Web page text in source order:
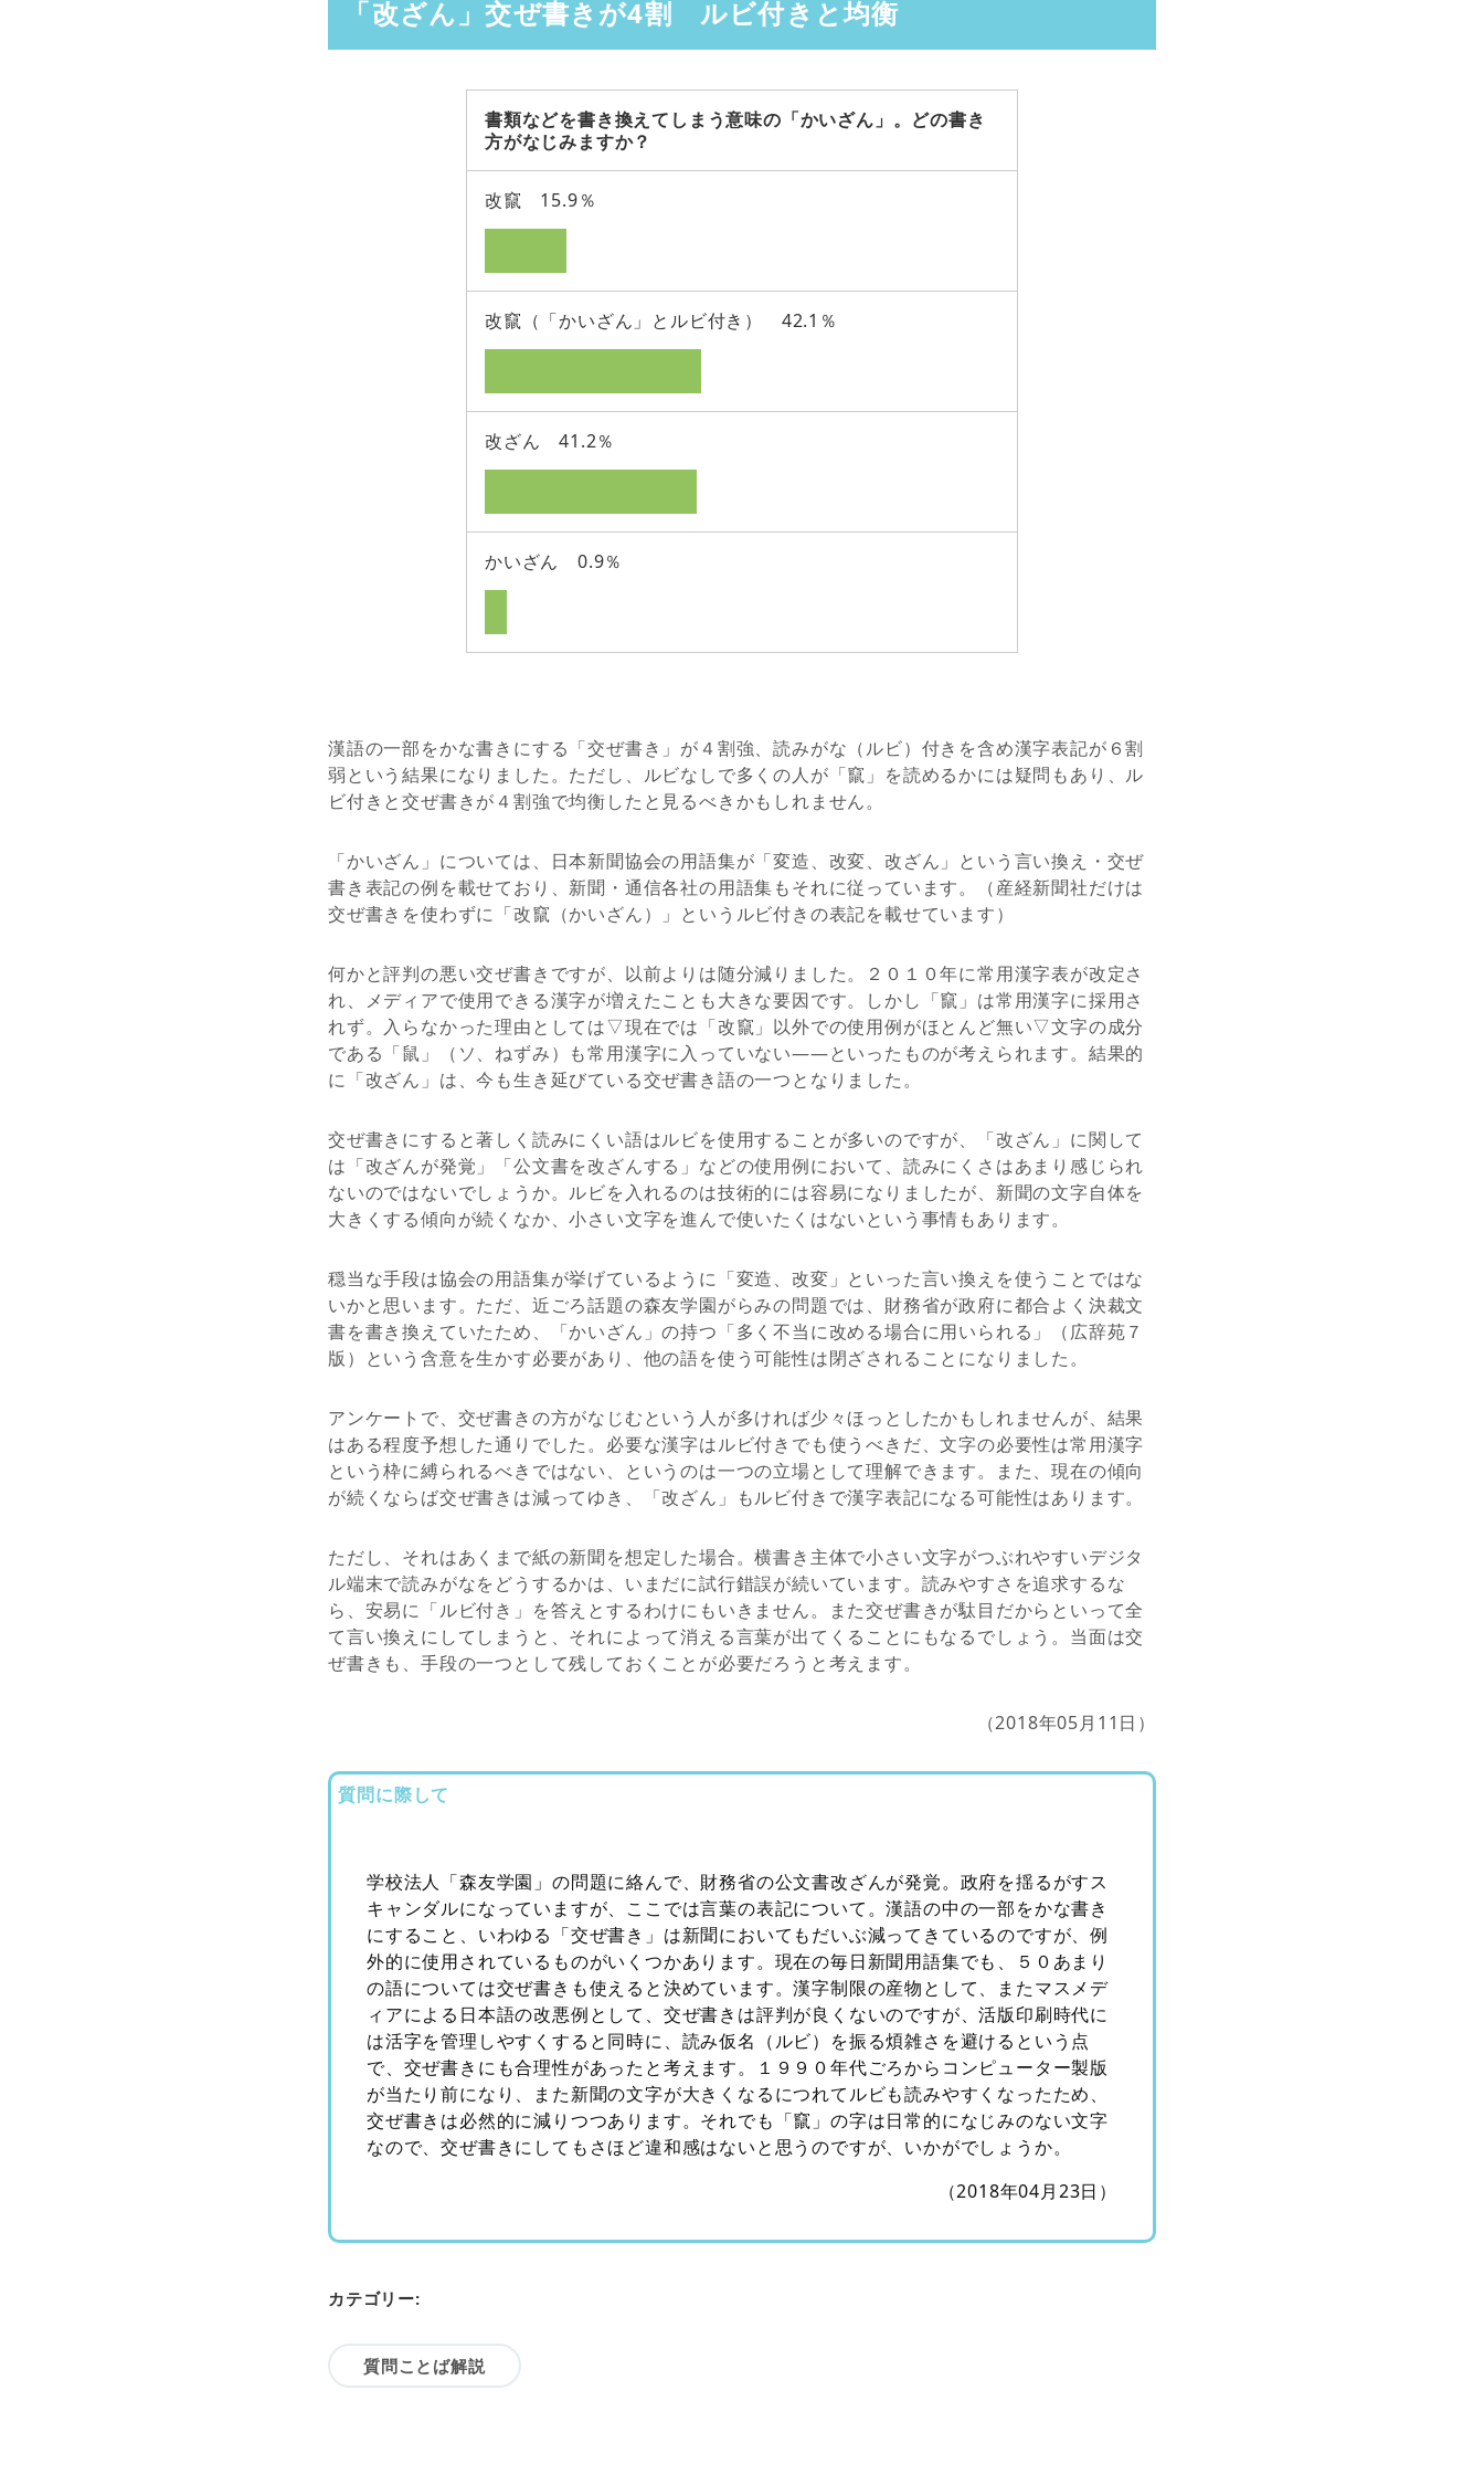
「改ざん」交ぜ書きが4割 ルビ付きと均衡
書類などを書き換えてしまう意味の「かいざん」。どの書き
方がなじみますか？
改竄 15.9％
改竄（「かいざん」とルビ付き） 42.1％
改ざん 41.2％
かいざん 0.9％
漢語の一部をかな書きにする「交ぜ書き」が４割強、読みがな（ルビ）付きを含め漢字表記が６割
弱という結果になりました。ただし、ルビなしで多くの人が「竄」を読めるかには疑問もあり、ル
ビ付きと交ぜ書きが４割強で均衡したと見るべきかもしれません。
「かいざん」については、日本新聞協会の用語集が「変造、改変、改ざん」という言い換え・交ぜ
書き表記の例を載せており、新聞・通信各社の用語集もそれに従っています。（産経新聞社だけは
交ぜ書きを使わずに「改竄（かいざん）」というルビ付きの表記を載せています）
何かと評判の悪い交ぜ書きですが、以前よりは随分減りました。２０１０年に常用漢字表が改定さ
れ、メディアで使用できる漢字が増えたことも大きな要因です。しかし「竄」は常用漢字に採用さ
れず。入らなかった理由としては▽現在では「改竄」以外での使用例がほとんど無い▽文字の成分
である「鼠」（ソ、ねずみ）も常用漢字に入っていない――といったものが考えられます。結果的
に「改ざん」は、今も生き延びている交ぜ書き語の一つとなりました。
交ぜ書きにすると著しく読みにくい語はルビを使用することが多いのですが、「改ざん」に関して
は「改ざんが発覚」「公文書を改ざんする」などの使用例において、読みにくさはあまり感じられ
ないのではないでしょうか。ルビを入れるのは技術的には容易になりましたが、新聞の文字自体を
大きくする傾向が続くなか、小さい文字を進んで使いたくはないという事情もあります。
穏当な手段は協会の用語集が挙げているように「変造、改変」といった言い換えを使うことではな
いかと思います。ただ、近ごろ話題の森友学園がらみの問題では、財務省が政府に都合よく決裁文
書を書き換えていたため、「かいざん」の持つ「多く不当に改める場合に用いられる」（広辞苑７
版）という含意を生かす必要があり、他の語を使う可能性は閉ざされることになりました。
アンケートで、交ぜ書きの方がなじむという人が多ければ少々ほっとしたかもしれませんが、結果
はある程度予想した通りでした。必要な漢字はルビ付きでも使うべきだ、文字の必要性は常用漢字
という枠に縛られるべきではない、というのは一つの立場として理解できます。また、現在の傾向
が続くならば交ぜ書きは減ってゆき、「改ざん」もルビ付きで漢字表記になる可能性はあります。
ただし、それはあくまで紙の新聞を想定した場合。横書き主体で小さい文字がつぶれやすいデジタ
ル端末で読みがなをどうするかは、いまだに試行錯誤が続いています。読みやすさを追求するな
ら、安易に「ルビ付き」を答えとするわけにもいきません。また交ぜ書きが駄目だからといって全
て言い換えにしてしまうと、それによって消える言葉が出てくることにもなるでしょう。当面は交
ぜ書きも、手段の一つとして残しておくことが必要だろうと考えます。
（2018年05月11日）
質問に際して
学校法人「森友学園」の問題に絡んで、財務省の公文書改ざんが発覚。政府を揺るがすス
キャンダルになっていますが、ここでは言葉の表記について。漢語の中の一部をかな書き
にすること、いわゆる「交ぜ書き」は新聞においてもだいぶ減ってきているのですが、例
外的に使用されているものがいくつかあります。現在の毎日新聞用語集でも、５０あまり
の語については交ぜ書きも使えると決めています。漢字制限の産物として、またマスメデ
ィアによる日本語の改悪例として、交ぜ書きは評判が良くないのですが、活版印刷時代に
は活字を管理しやすくすると同時に、読み仮名（ルビ）を振る煩雑さを避けるという点
で、交ぜ書きにも合理性があったと考えます。１９９０年代ごろからコンピューター製版
が当たり前になり、また新聞の文字が大きくなるにつれてルビも読みやすくなったため、
交ぜ書きは必然的に減りつつあります。それでも「竄」の字は日常的になじみのない文字
なので、交ぜ書きにしてもさほど違和感はないと思うのですが、いかがでしょうか。
（2018年04月23日）
カテゴリー:
質問ことば解説